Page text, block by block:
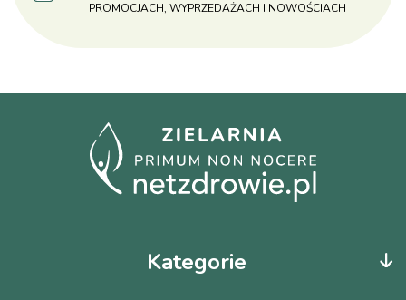
PROMOCJACH, WYPRZEDAŻACH I NOWOŚCIACH
Kategorie